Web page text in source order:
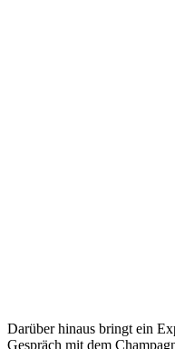
Darüber hinaus bringt ein
Gespräch mit dem